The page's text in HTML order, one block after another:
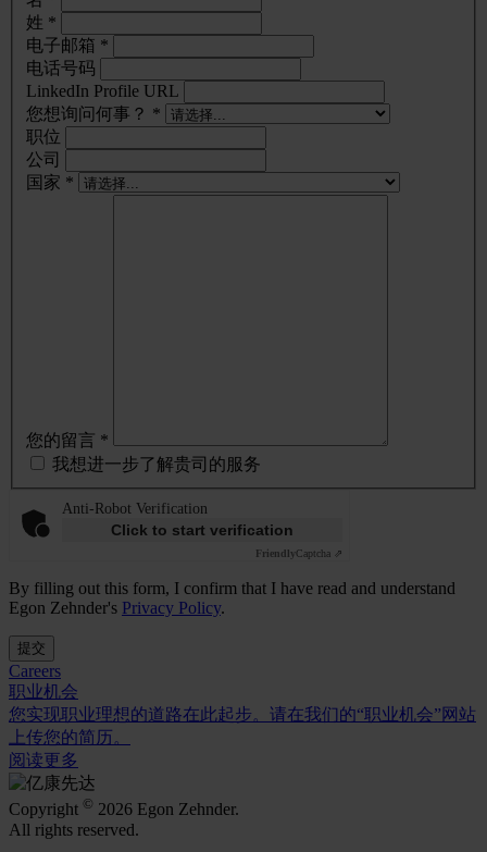
姓 *
电子邮箱 *
电话号码
LinkedIn Profile URL
您想询问何事？ *
职位
公司
国家 *
您的留言 *
我想进一步了解贵司的服务
Anti-Robot Verification
Click to start verification
FriendlyCaptcha ⇗
By filling out this form, I confirm that I have read and understand
Egon Zehnder's Privacy Policy.
提交
Careers
职业机会
您实现职业理想的道路在此起步。请在我们的“职业机会”网站
上传您的简历。
阅读更多
Copyright © 2026 Egon Zehnder.
All rights reserved.